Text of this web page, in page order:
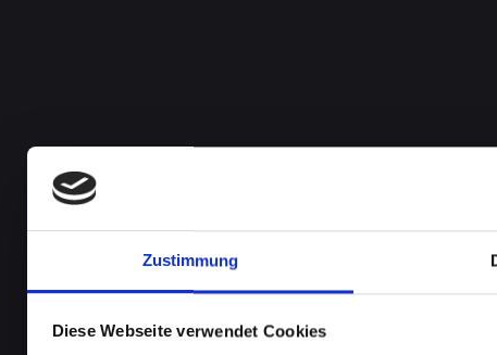
Zustimmung
Diese Webseite verwendet Cookies